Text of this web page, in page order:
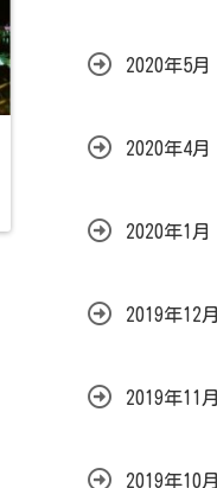
2020年5月
2020年4月
2020年1月
2019年12月
2019年11月
2019年10月